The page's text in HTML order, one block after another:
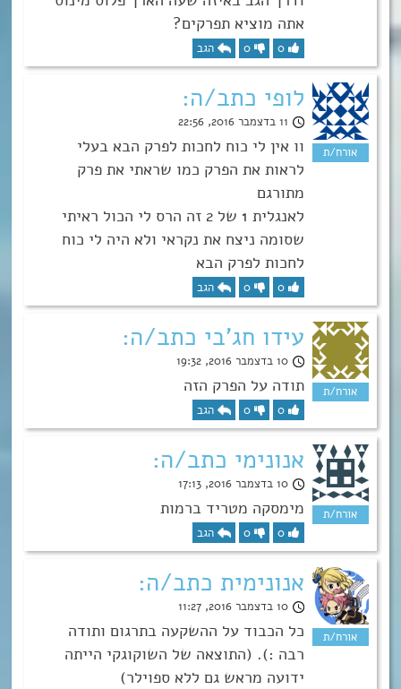
אתה מוציא תפרקים?
0
0 הגב
לופי כתב/ה:
11 בדצמבר 2016, 22:56
וו אין לי כוח לחכות לפרק הבא בעלי
לראות את הפרק כמו שראתי את פרק
מתורגם
לאנגלית 1 של 2 זה הרס לי הכול ראיתי
שסומה ניצח את נקראי ולא היה לי כוח
לחכות לפרק הבא
0
0 הגב
עידו חג'בי כתב/ה:
10 בדצמבר 2016, 19:32
תודה על הפרק הזה
0
0 הגב
אנונימי כתב/ה:
10 בדצמבר 2016, 17:13
מימסקה מטריד ברמות
0
0 הגב
אנונימית כתב/ה:
10 בדצמבר 2016, 11:27
כל הכבוד על ההשקעה בתרגום ותודה
רבה :). (התוצאה של השוקוגקי הייתה
ידועה מראש גם ללא ספוילר)